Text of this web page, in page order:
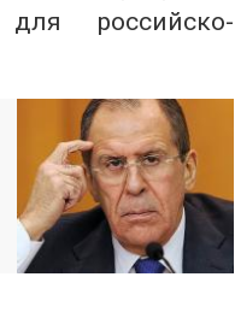
российско-